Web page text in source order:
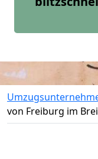
von Freiburg im